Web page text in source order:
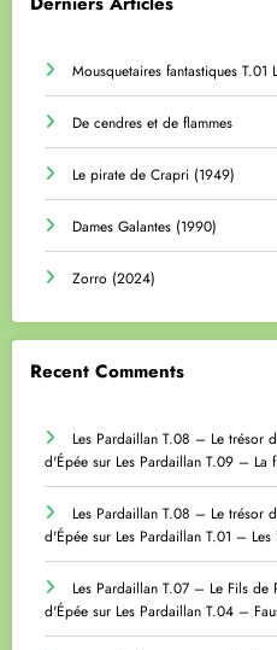
Mousquetaires fantastiques T.01
De cendres et de flammes
Le pirate de Crapri (1949)
Dames Galantes (1990)
Zorro (2024)
Recent Comments
Les Pardaillan T.08 – Le trésor
d'Épée sur Les Pardaillan T.09 – La
Les Pardaillan T.08 – Le trésor
d'Épée sur Les Pardaillan T.01 –
Les Pardaillan T.07 – Le Fils
d'Épée sur Les Pardaillan T.04 –